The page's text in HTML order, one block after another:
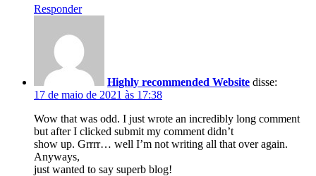
Responder
Highly recommended Website disse:
17 de maio de 2021 às 17:38
Wow that was odd. I just wrote an incredibly long comment
but after I clicked submit my comment didn’t
show up. Grrrr… well I’m not writing all that over again.
Anyways,
just wanted to say superb blog!